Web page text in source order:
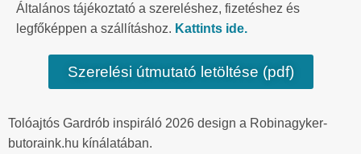
Általános tájékoztató a szereléshez, fizetéshez és
legfőképpen a szállításhoz. Kattints ide.
Szerelési útmutató letöltése (pdf)
Tolóajtós Gardrób inspiráló 2026 design a Robinagyker-
butoraink.hu kínálatában.